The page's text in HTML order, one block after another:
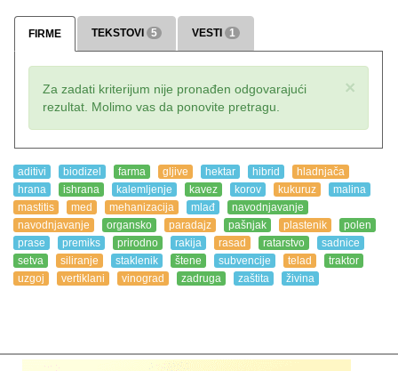
FIRME TEKSTOVI 5 VESTI 1
×
Za zadati kriterijum nije pronađen odgovarajući
rezultat. Molimo vas da ponovite pretragu.
aditivi biodizel farma gljive hektar hibrid
hladnjača
hrana
ishrana kalemljenje kavez korov kukuruz
malina
mastitis
med mehanizacija mlađ
navodnjavanje
navodnjavanje
organsko paradajz pašnjak plastenik
polen
prase
premiks prirodno rakija rasad ratarstvo
sadnice
setva
siliranje staklenik štene subvencije telad
traktor
uzgoj
vertiklani vinograd zadruga zaštita živina